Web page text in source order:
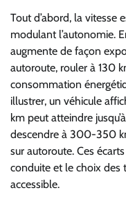
Tout d’abord, la vitesse
modulant l’autonomie.
augmente de façon
autoroute, rouler à 130
consommation
illustrer, un véhicule
km peut atteindre
descendre à 300-350
sur autoroute. Ces
conduite et le choix des
accessible.